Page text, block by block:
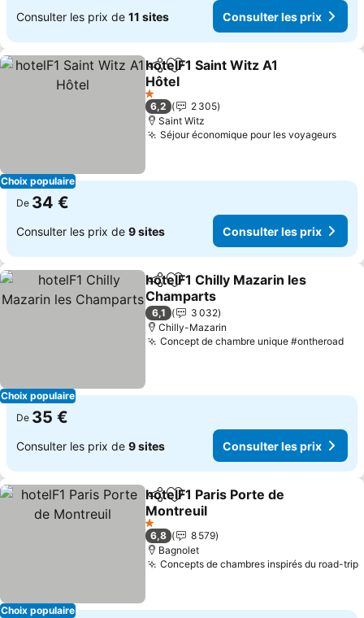
Consulter les prix de 11 sites Consulter les prix
Choix populaire
PartagerAjouter à mes favoris
hotelF1 Saint Witz A1
Hôtel
1 Étoiles
6,2
2 305
Saint Witz
Séjour économique pour les voyageurs
De 34 €
Consulter les prix de 9 sites Consulter les prix
Choix populaire
PartagerAjouter à mes favoris
hotelF1 Chilly Mazarin les
Champarts
6,1
3 032
Chilly-Mazarin
Concept de chambre unique #ontheroad
De 35 €
Consulter les prix de 9 sites Consulter les prix
Choix populaire
PartagerAjouter à mes favoris
hotelF1 Paris Porte de
Montreuil
1 Étoiles
6,8
8 579
Bagnolet
Concepts de chambres inspirés du road-trip